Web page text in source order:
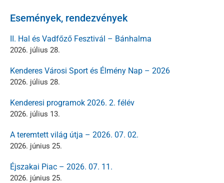
Események, rendezvények
II. Hal és Vadfőző Fesztivál – Bánhalma
2026. július 28.
Kenderes Városi Sport és Élmény Nap – 2026
2026. július 28.
Kenderesi programok 2026. 2. félév
2026. július 13.
A teremtett világ útja – 2026. 07. 02.
2026. június 25.
Éjszakai Piac – 2026. 07. 11.
2026. június 25.